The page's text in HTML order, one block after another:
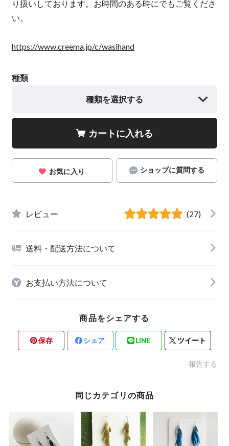
り扱いしております。お時間のある時にでもご覧くださ
い。
https://www.creema.jp/c/wasihand
種類
種類を選択する
カートに入れる
お気に入り ショップに質問する
レビュー (27)
送料・配送方法について
お支払い方法について
商品をシェアする
保存 シェア LINE ツイート
報告する
同じカテゴリの商品